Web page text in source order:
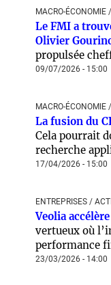
MACRO-ÉCONOMIE
Le FMI a
Olivier
propulsée
09/07/2026 - 15:00
MACRO-ÉCONOMIE
La fusion du
Cela pourrait
recherche
17/04/2026 - 15:00
ENTREPRISES /
Veolia
vertueux où
performance
23/03/2026 - 14:00